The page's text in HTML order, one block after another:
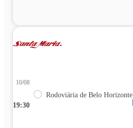
19:30
10/08
Rodoviária de Belo Horizonte